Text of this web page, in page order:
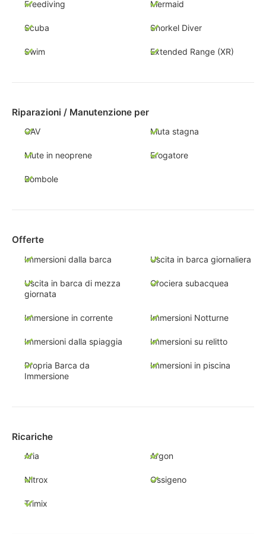
Freediving Mermaid
Scuba Snorkel Diver
Swim Extended Range (XR)
Riparazioni / Manutenzione per
GAV Muta stagna
Mute in neoprene Erogatore
Bombole
Offerte
Immersioni dalla barca Uscita in barca giornaliera
Uscita in barca di mezza
giornata
Crociera subacquea
Immersione in corrente Immersioni Notturne
Immersioni dalla spiaggia Immersioni su relitto
Propria Barca da
Immersione
Immersioni in piscina
Ricariche
Aria Argon
Nitrox Ossigeno
Trimix